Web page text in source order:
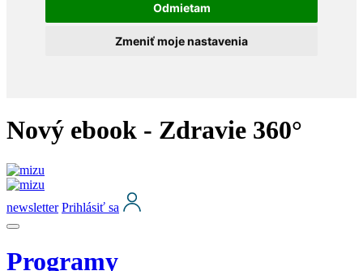
Odmietam
Zmeniť moje nastavenia
Nový ebook - Zdravie 360°
newsletter Prihlásiť sa
Programy